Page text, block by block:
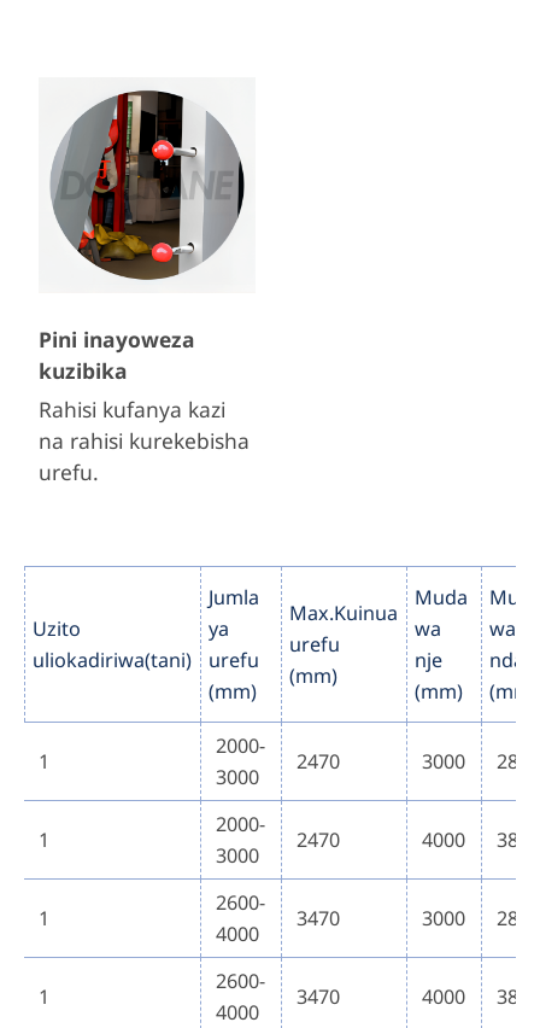
Pini inayoweza
kuzibika
Rahisi kufanya kazi
na rahisi kurekebisha
urefu.
Uzito
uliokadiriwa(tani)
Jumla
ya
urefu
(mm)
Max.Kuinua
urefu
(mm)
Muda
wa
nje
(mm)
wa
(mm)
1
2000-
3000
2470 3000 2880
1
2000-
3000
2470 4000 3880
1
2600-
4000
3470 3000 2880
1
2600-
4000
3470 4000 3880